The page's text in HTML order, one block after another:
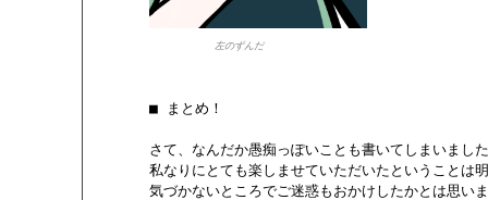
左のずんだ
       ■ まとめ！
さて、なんだか愚痴っぽいことも書いてしまいまし
私なりにとても楽しませていただいたということは
気づかないところでご迷惑もおかけしたかとは思い